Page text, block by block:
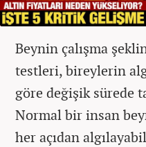
Beynin çalışma
testleri, bireylerin
göre değişik sürede
Normal bir insan
her açıdan